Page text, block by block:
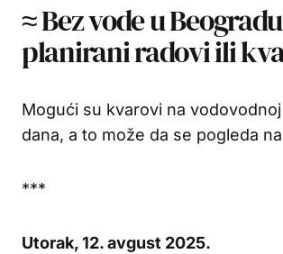
≈ Bez vode u
planirani radovi ili
Mogući su kvarovi na
dana, a to može da se pogleda na
***
Utorak, 12. avgust 2025.